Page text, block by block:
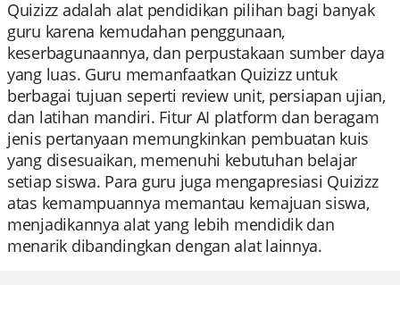
Quizizz adalah alat pendidikan pilihan bagi banyak
guru karena kemudahan penggunaan,
keserbagunaannya, dan perpustakaan sumber daya
yang luas. Guru memanfaatkan Quizizz untuk
berbagai tujuan seperti review unit, persiapan ujian,
dan latihan mandiri. Fitur AI platform dan beragam
jenis pertanyaan memungkinkan pembuatan kuis
yang disesuaikan, memenuhi kebutuhan belajar
setiap siswa. Para guru juga mengapresiasi Quizizz
atas kemampuannya memantau kemajuan siswa,
menjadikannya alat yang lebih mendidik dan
menarik dibandingkan dengan alat lainnya.